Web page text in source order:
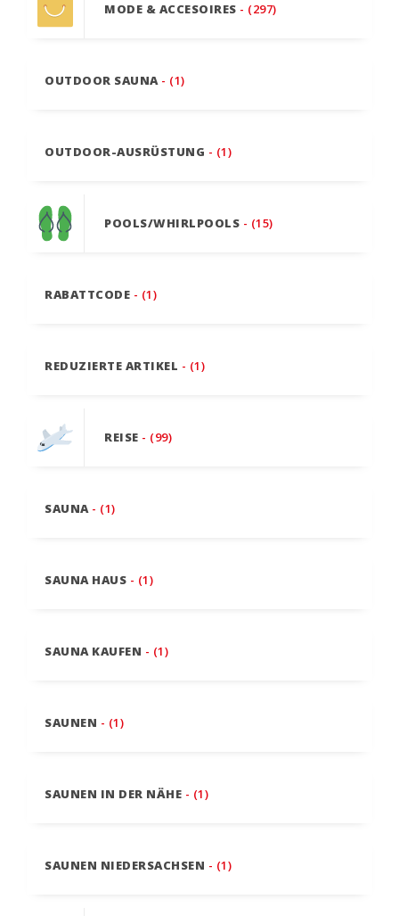
MODE & ACCESOIRES - (297)
OUTDOOR SAUNA - (1)
OUTDOOR-AUSRÜSTUNG - (1)
POOLS/WHIRLPOOLS - (15)
RABATTCODE - (1)
REDUZIERTE ARTIKEL - (1)
REISE - (99)
SAUNA - (1)
SAUNA HAUS - (1)
SAUNA KAUFEN - (1)
SAUNEN - (1)
SAUNEN IN DER NÄHE - (1)
SAUNEN NIEDERSACHSEN - (1)